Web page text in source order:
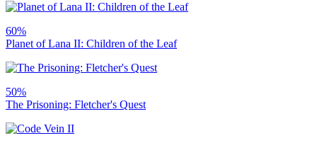
60%
Planet of Lana II: Children of the Leaf
50%
The Prisoning: Fletcher's Quest